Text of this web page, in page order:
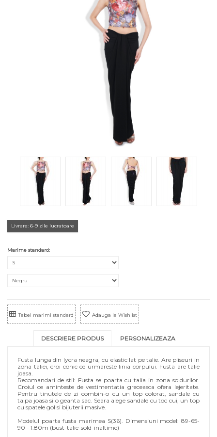
Livrare: 6-9 zile lucratoare
Marime standard:
Tabel marimi standard Adauga la Wishlist
DESCRIERE PRODUS PERSONALIZEAZA
Fusta lunga din lycra neagra, cu elastic lat pe talie. Are pliseuri in
zona taliei, croi conic ce urmareste linia corpului. Fusta are talie
joasa.
Recomandari de stil: Fusta se poarta cu talia in zona soldurilor.
Croiul ce aminteste de vestimentatia greceasca ofera lejeritate.
Pentru tinutele de zi combin-o cu un top colorat, sandale cu
talpa joasa si o geanta sac. Seara alege sandale cu toc cui, un top
cu spatele gol si bijuterii masive.
Modelul poarta fusta marimea S(36). Dimensiuni model: 89-65-
90 - 1.80m (bust-talie-sold-inaltime)